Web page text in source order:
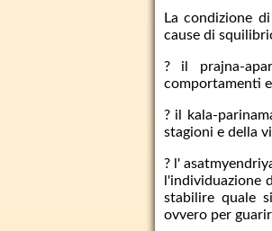
La condizione
cause di
? il prajna-
comportamenti
? il kala-
stagioni e della
? l'
l'individuazione
stabilire quale
ovvero per